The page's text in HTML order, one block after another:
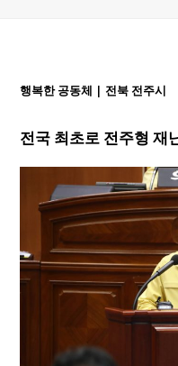
행복한 공동체 | 전북 전주시
전국 최초로 전주형 재